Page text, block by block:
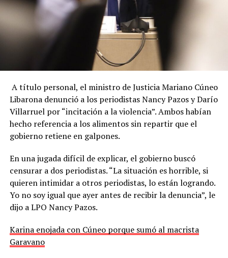
A título personal, el ministro de Justicia Mariano Cúneo
Libarona denunció a los periodistas Nancy Pazos y Darío
Villarruel por “incitación a la violencia”. Ambos habían
hecho referencia a los alimentos sin repartir que el
gobierno retiene en galpones.
En una jugada difícil de explicar, el gobierno buscó
censurar a dos periodistas. “La situación es horrible, si
quieren intimidar a otros periodistas, lo están logrando.
Yo no soy igual que ayer antes de recibir la denuncia”, le
dijo a LPO Nancy Pazos.
Karina enojada con Cúneo porque sumó al macrista
Garavano